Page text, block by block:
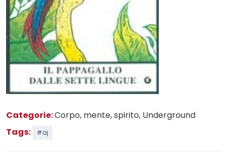
Categorie:Corpo, mente, spirito, Underground
Tags:
#aj